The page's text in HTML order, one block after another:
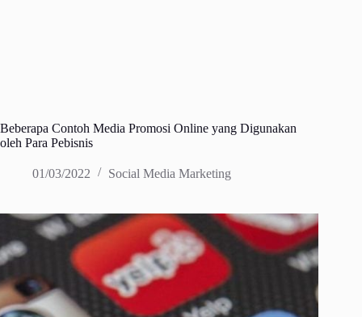
Beberapa Contoh Media Promosi Online yang Digunakan
oleh Para Pebisnis
01/03/2022 Social Media Marketing